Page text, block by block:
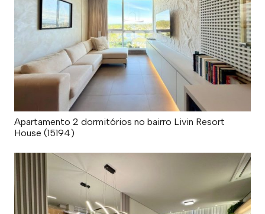
Apartamento 2 dormitórios no bairro Livin Resort
House (15194)